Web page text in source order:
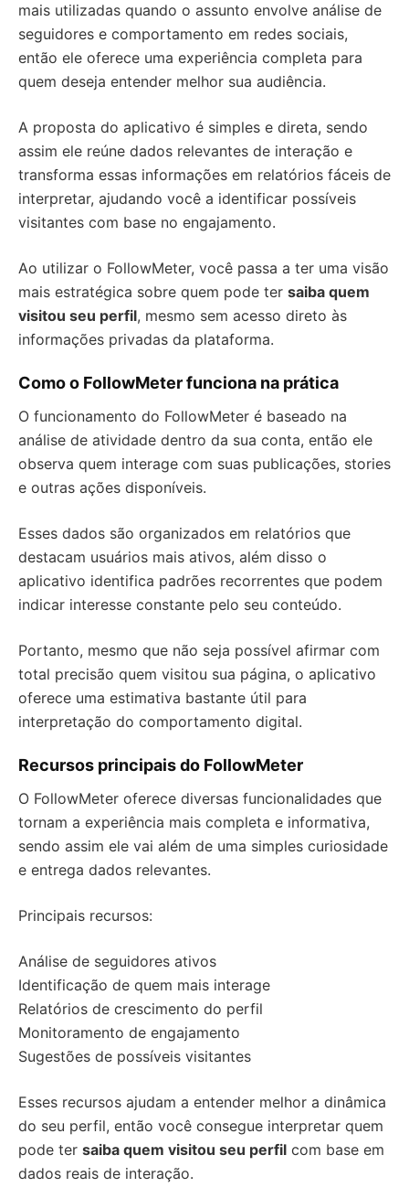
mais utilizadas quando o assunto envolve análise de
seguidores e comportamento em redes sociais,
então ele oferece uma experiência completa para
quem deseja entender melhor sua audiência.
A proposta do aplicativo é simples e direta, sendo
assim ele reúne dados relevantes de interação e
transforma essas informações em relatórios fáceis de
interpretar, ajudando você a identificar possíveis
visitantes com base no engajamento.
Ao utilizar o FollowMeter, você passa a ter uma visão
mais estratégica sobre quem pode ter saiba quem
visitou seu perfil, mesmo sem acesso direto às
informações privadas da plataforma.
Como o FollowMeter funciona na prática
O funcionamento do FollowMeter é baseado na
análise de atividade dentro da sua conta, então ele
observa quem interage com suas publicações, stories
e outras ações disponíveis.
Esses dados são organizados em relatórios que
destacam usuários mais ativos, além disso o
aplicativo identifica padrões recorrentes que podem
indicar interesse constante pelo seu conteúdo.
Portanto, mesmo que não seja possível afirmar com
total precisão quem visitou sua página, o aplicativo
oferece uma estimativa bastante útil para
interpretação do comportamento digital.
Recursos principais do FollowMeter
O FollowMeter oferece diversas funcionalidades que
tornam a experiência mais completa e informativa,
sendo assim ele vai além de uma simples curiosidade
e entrega dados relevantes.
Principais recursos:
Análise de seguidores ativos
Identificação de quem mais interage
Relatórios de crescimento do perfil
Monitoramento de engajamento
Sugestões de possíveis visitantes
Esses recursos ajudam a entender melhor a dinâmica
do seu perfil, então você consegue interpretar quem
pode ter saiba quem visitou seu perfil com base em
dados reais de interação.